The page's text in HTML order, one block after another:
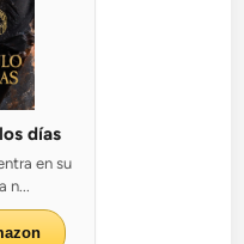
días
en su
n...